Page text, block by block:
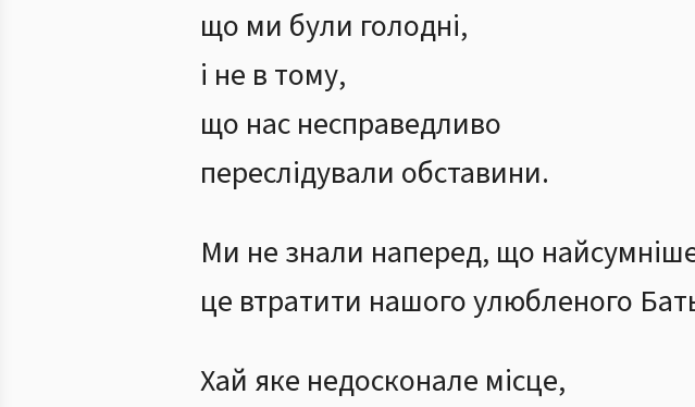
що ми були голодні,
і не в тому,
що нас несправедливо
переслідували обставини.
Ми не знали наперед, що
це втратити нашого улюбленого
Хай яке недосконале місце,